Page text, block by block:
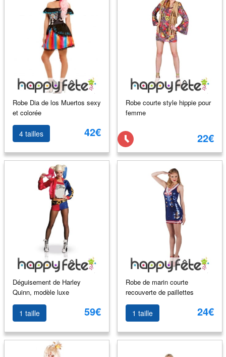
Robe Dia de los Muertos sexy
et colorée
4 tailles 42€
Robe courte style hippie pour
femme
22€
Déguisement de Harley
Quinn, modèle luxe
1 taille 59€
Robe de marin courte
recouverte de paillettes
1 taille 24€